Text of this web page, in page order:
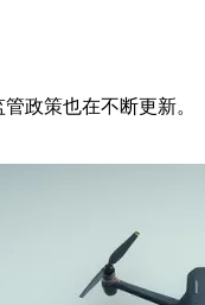
政策也在不断更新。